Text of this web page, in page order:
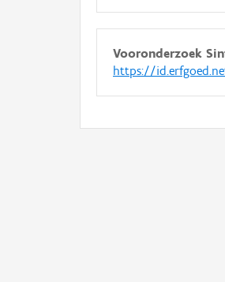
Vooronderzoek
https://